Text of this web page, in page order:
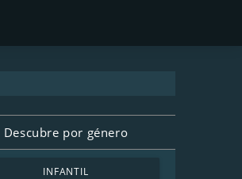
Descubre por género
INFANTIL